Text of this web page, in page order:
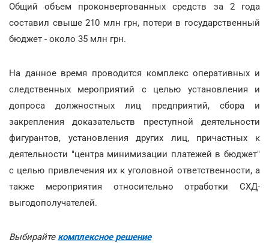
Общий объем проконвертованных средств за 2 года
составил свыше 210 млн грн, потери в государственный
бюджет - около 35 млн грн.
На данное время проводится комплекс оперативных и
следственных мероприятий с целью установления и
допроса должностных лиц предприятий, сбора и
закрепления доказательств преступной деятельности
фигурантов, установления других лиц, причастных к
деятельности "центра минимизации платежей в бюджет"
с целью привлечения их к уголовной ответственности, а
также мероприятия относительно отработки СХД-
выгодополучателей.
Выбирайте комплексное решение